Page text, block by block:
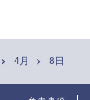
4月 8日